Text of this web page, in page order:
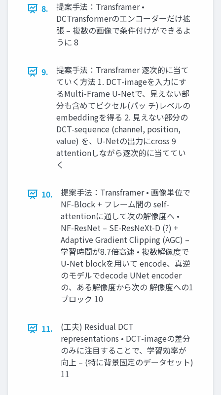
8.
提案手法：Transframer •
DCTransformerのエンコーダーだけ拡
張 – 複数の画像で条件付けができるよ
うに 8
9.
提案手法：Transframer 逐次的に当て
ていく方法 1. DCT-imageを入力にす
るMulti-Frame U-Netで、見えない部
分も含めてピクセル(パッ チ)レベルの
embeddingを得る 2. 見えない部分の
DCT-sequence (channel, position,
value) を、U-Netの出力にcross 9
attentionしながら逐次的に当ててい
く
10.
提案手法：Transframer • 画像単位で
NF-Block + フレーム間の self-
attentionに通して次の解像度へ •
NF-ResNet – SE-ResNeXt-D (?) +
Adaptive Gradient Clipping (AGC) –
学習時間が8.7倍高速 • 複数解像度で
U-Net blockを用いて encode、真逆
のモデルでdecode UNet encoder
の、ある解像度から次の 解像度への1
ブロック 10
11.
(工夫) Residual DCT
representations • DCT-imageの差分
のみに注目することで、学習効率が
向上 – (特に背景固定のデータセット)
11